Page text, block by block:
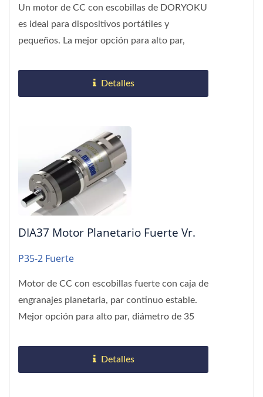
Un motor de CC con escobillas de DORYOKU
es ideal para dispositivos portátiles y
pequeños. La mejor opción para alto par,
Detalles
DIA37 Motor Planetario Fuerte Vr.
P35-2 Fuerte
Motor de CC con escobillas fuerte con caja de
engranajes planetaria, par continuo estable.
Mejor opción para alto par, diámetro de 35
Detalles